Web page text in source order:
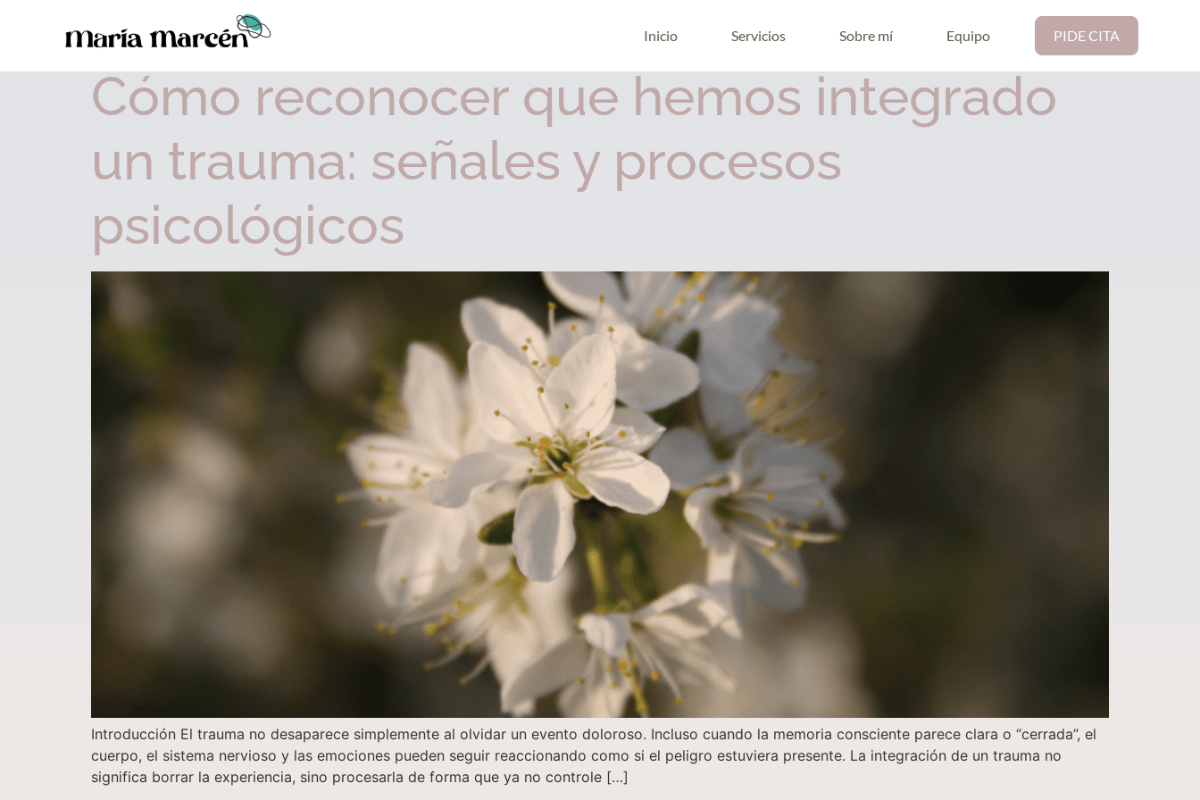
Inicio Servicios Sobre mí Equipo PIDE CITA
Día:18 de febrero de 2026
Cómo reconocer que hemos integrado
un trauma: señales y procesos
psicológicos
Introducción El trauma no desaparece simplemente al olvidar un evento doloroso. Incluso cuando la memoria consciente parece clara o “cerrada”, el
cuerpo, el sistema nervioso y las emociones pueden seguir reaccionando como si el peligro estuviera presente. La integración de un trauma no
significa borrar la experiencia, sino procesarla de forma que ya no controle […]